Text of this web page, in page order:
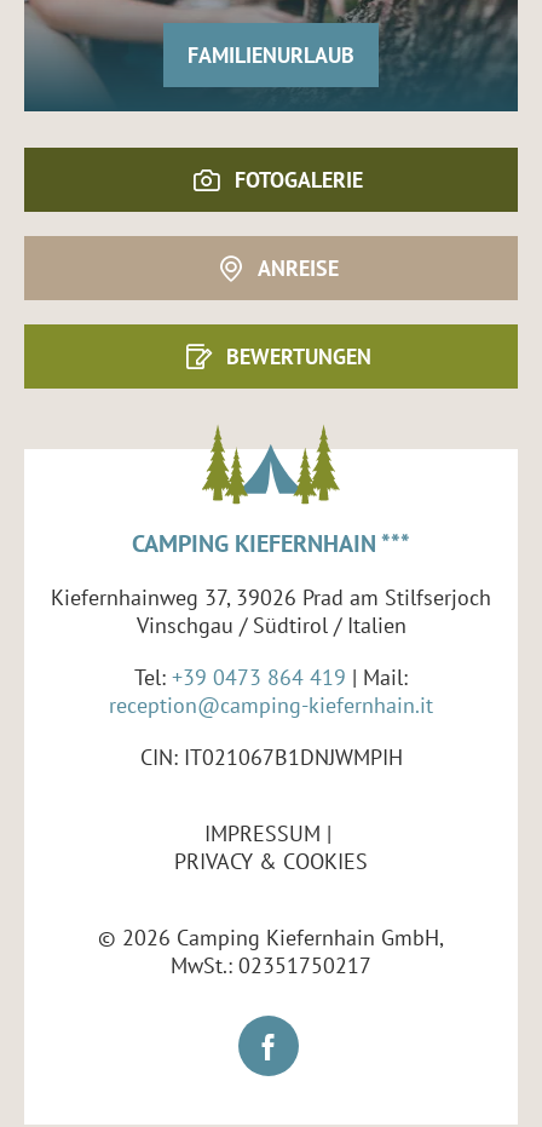
FAMILIENURLAUB
FOTOGALERIE
ANREISE
BEWERTUNGEN
CAMPING KIEFERNHAIN ***
Kiefernhainweg 37, 39026 Prad am Stilfserjoch
Vinschgau / Südtirol / Italien
Tel: +39 0473 864 419 | Mail:
reception@camping-kiefernhain.it
CIN: IT021067B1DNJWMPIH
IMPRESSUM
PRIVACY & COOKIES
© 2026 Camping Kiefernhain GmbH,
MwSt.: 02351750217